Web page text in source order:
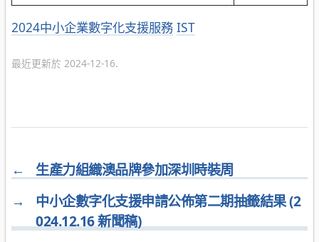
分
2024中小企業數字化支援服務 IST
最近更新於 2024-12-16.
←
生產力組織澳品牌參加深圳時裝周
→
中小企數字化支援申請公佈第二期抽籤結果 (2
024.12.16 新聞稿)